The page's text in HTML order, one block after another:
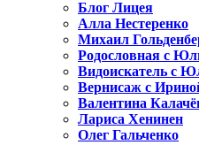
Блог Лицея
Алла Нестеренко
Михаил
Родословная с
Видоискатель с
Вернисаж с
Валентина
Лариса Хенинен
Олег Гальченко